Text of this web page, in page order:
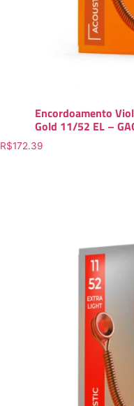
Encordoamento
Gold 11/52 EL –
R$172.39